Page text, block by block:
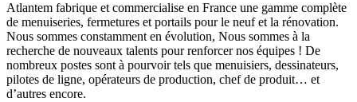
Atlantem fabrique et commercialise en France une gamme complète
de menuiseries, fermetures et portails pour le neuf et la rénovation.
Nous sommes constamment en évolution, Nous sommes à la
recherche de nouveaux talents pour renforcer nos équipes ! De
nombreux postes sont à pourvoir tels que menuisiers, dessinateurs,
pilotes de ligne, opérateurs de production, chef de produit… et
d’autres encore.